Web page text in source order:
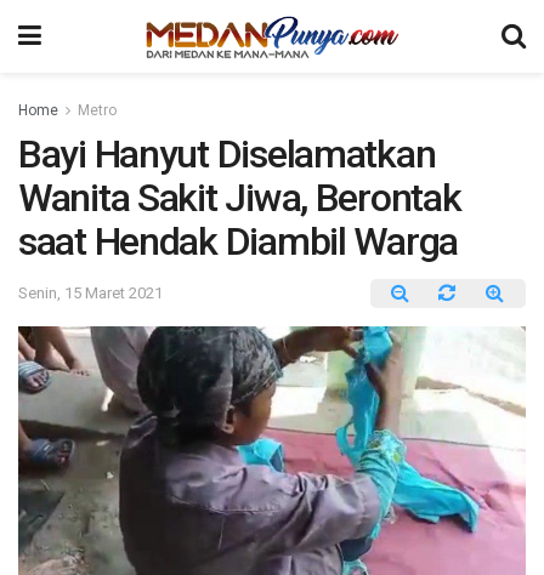
Home Metro
Bayi Hanyut Diselamatkan
Wanita Sakit Jiwa, Berontak
saat Hendak Diambil Warga
Senin, 15 Maret 2021